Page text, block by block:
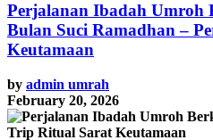
Perjalanan Ibadah Umroh
Bulan Suci Ramadhan –
Keutamaan
by admin umrah
February 20, 2026